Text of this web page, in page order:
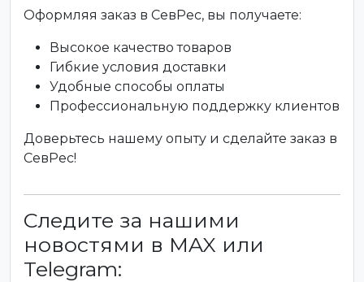
Оформляя заказ в СевРес, вы получаете:
Высокое качество товаров
Гибкие условия доставки
Удобные способы оплаты
Профессиональную поддержку клиентов
Доверьтесь нашему опыту и сделайте заказ в
СевРес!
Следите за нашими
новостями в MAX или
Telegram: